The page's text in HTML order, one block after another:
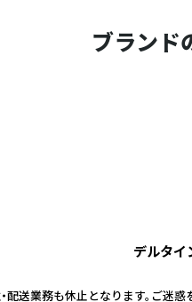
ブランド
デルタイ
送業務も休止となります。ご迷惑